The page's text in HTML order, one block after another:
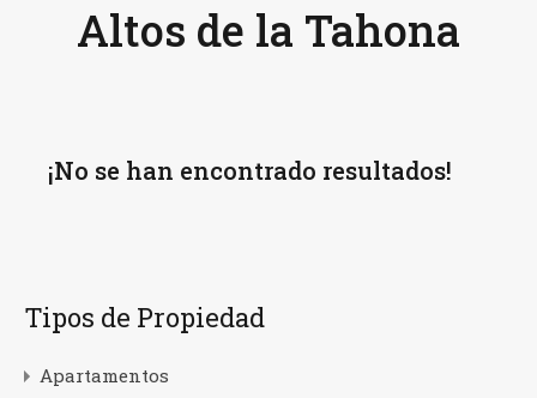
Altos de la Tahona
¡No se han encontrado resultados!
Tipos de Propiedad
Apartamentos